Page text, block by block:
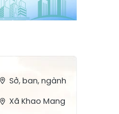
Sở, ban, ngành
Xã Khao Mang